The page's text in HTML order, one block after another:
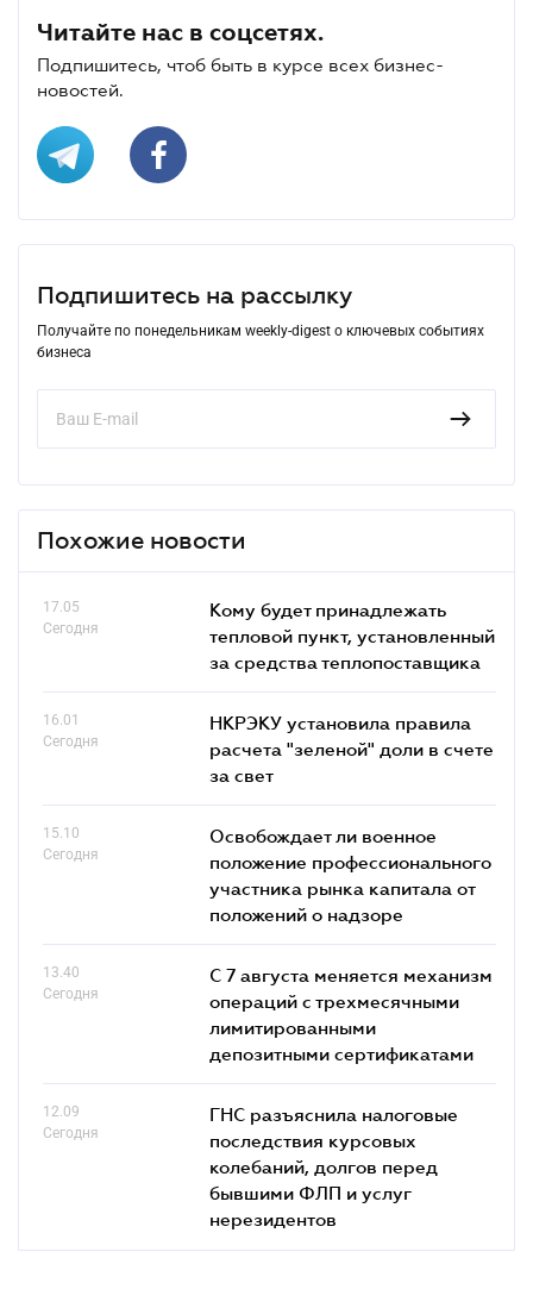
Читайте нас в соцсетях.
Подпишитесь, чтоб быть в курсе всех бизнес-
новостей.
Подпишитесь на рассылку
Получайте по понедельникам weekly-digest о ключевых событиях
бизнеса
Похожие новости
17.05
Сегодня
Кому будет принадлежать
тепловой пункт, установленный
за средства теплопоставщика
16.01
Сегодня
НКРЭКУ установила правила
расчета "зеленой" доли в счете
за свет
15.10
Сегодня
Освобождает ли военное
положение профессионального
участника рынка капитала от
положений о надзоре
13.40
Сегодня
С 7 августа меняется механизм
операций с трехмесячными
лимитированными
депозитными сертификатами
12.09
Сегодня
ГНС разъяснила налоговые
последствия курсовых
колебаний, долгов перед
бывшими ФЛП и услуг
нерезидентов